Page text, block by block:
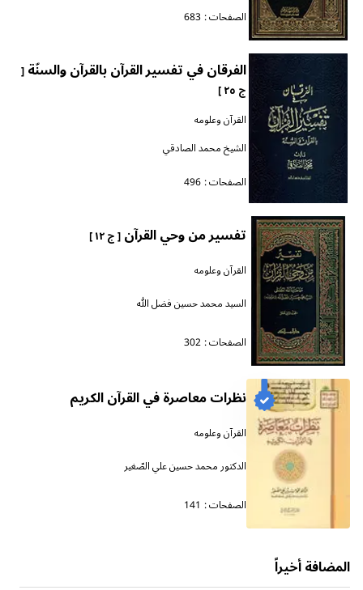
الصفحات : 683
الفرقان في تفسير القرآن بالقرآن والسنّة[
ج ٢٥ ]
القرآن وعلومه
الشيخ محمد الصادقي
الصفحات : 496
تفسير من وحي القرآن[ ج ١٢ ]
القرآن وعلومه
السيد محمد حسين فضل الله
الصفحات : 302
نظرات معاصرة في القرآن الكريم
القرآن وعلومه
الدكتور محمد حسين علي الصّغير
الصفحات : 141
المضافة أخيراً